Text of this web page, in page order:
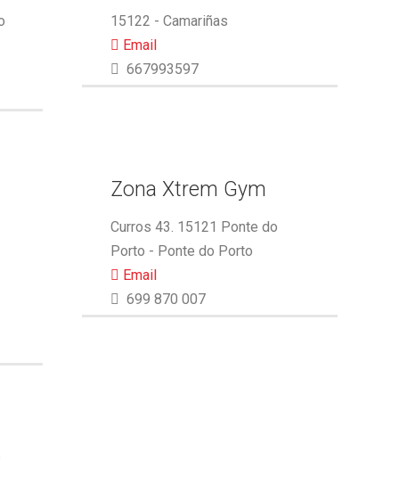
15122 - Camariñas
Email
667993597
Zona Xtrem Gym
Curros 43. 15121 Ponte do
Porto - Ponte do Porto
Email
699 870 007